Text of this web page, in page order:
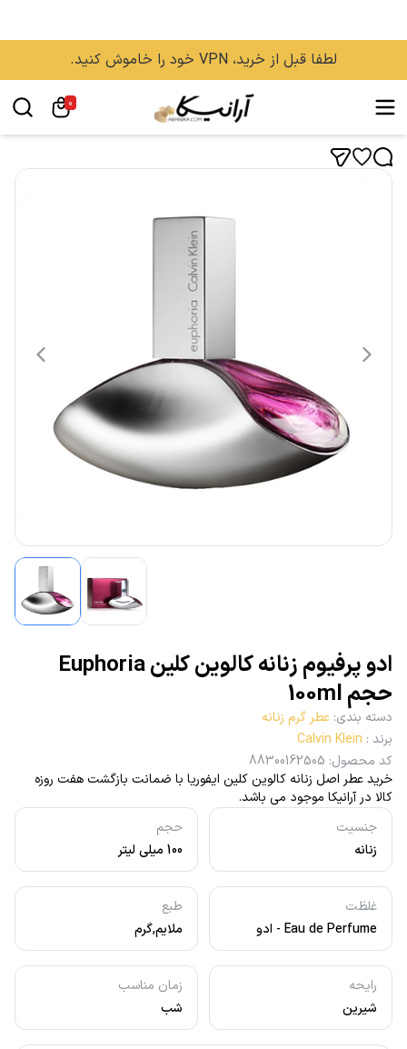
لطفا قبل از خرید، VPN خود را خاموش کنید.
0
ادو پرفیوم زنانه کالوین کلین Euphoria‎
حجم 100ml
جنسیت
زنانه
حجم
100 میلی لیتر
غلظت
Eau de Perfume - ادو
پرفیوم
طبع
ملایم,گرم
رایحه
شیرین
زمان مناسب
شب
دسته بندی: عطر گرم زنانه
برند :
Calvin Klein
کد محصول:
88300162505
خرید عطر اصل زنانه کالوین کلین ایفوریا با ضمانت بازگشت هفت روزه
کالا در آرانیکا موجود می باشد.